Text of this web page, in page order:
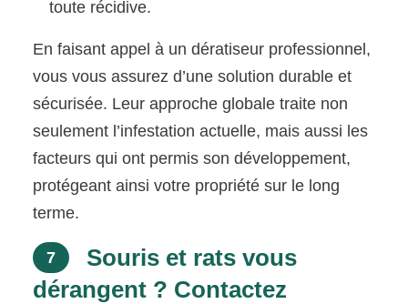
toute récidive.
En faisant appel à un dératiseur professionnel,
vous vous assurez d’une solution durable et
sécurisée. Leur approche globale traite non
seulement l’infestation actuelle, mais aussi les
facteurs qui ont permis son développement,
protégeant ainsi votre propriété sur le long
terme.
7
Souris et rats vous
dérangent ? Contactez